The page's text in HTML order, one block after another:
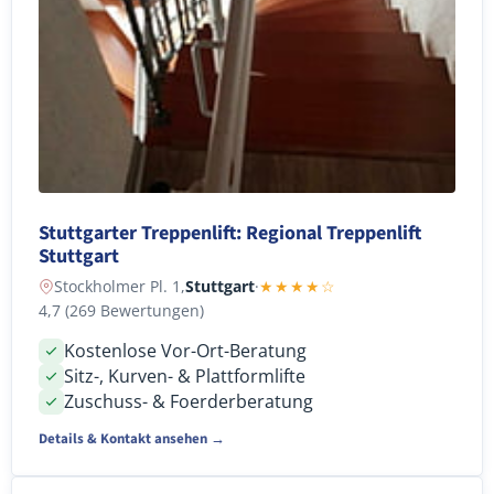
Stuttgarter Treppenlift: Regional Treppenlift
Stuttgart
Stockholmer Pl. 1,Stuttgart·★★★★☆
4,7 (269 Bewertungen)
Kostenlose Vor-Ort-Beratung
Sitz-, Kurven- & Plattformlifte
Zuschuss- & Foerderberatung
Details & Kontakt ansehen →